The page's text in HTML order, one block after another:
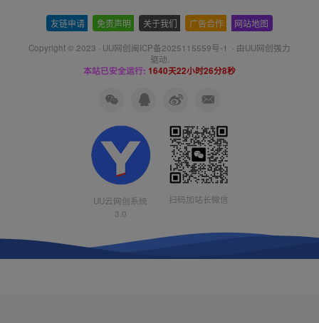
友链申请 免责声明 关于我们 广告合作 网站地图
Copyright © 2023 · UU网创闽ICP备2025115559号-1 · 由UU网创强力
驱动.
本站已安全运行: 1640天22小时26分8秒
UU云网创系统
3.0
扫码加站长微信